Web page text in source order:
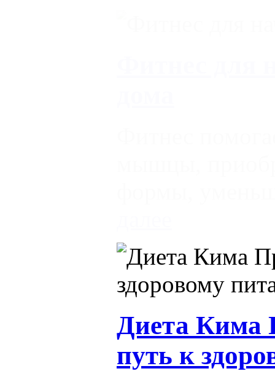
Диета Кима
путь к